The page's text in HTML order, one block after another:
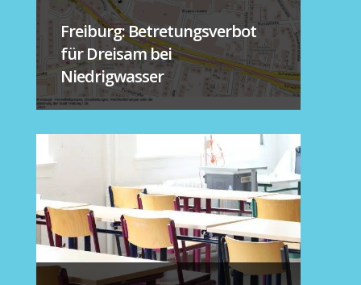
Freiburg: Betretungsverbot
für Dreisam bei
Niedrigwasser